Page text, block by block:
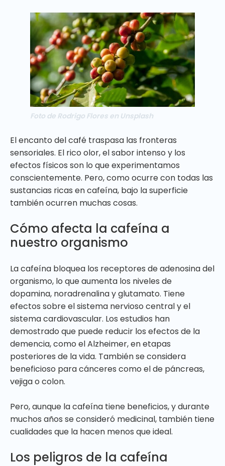
Foto de Rodrigo Flores en Unsplash
El encanto del café traspasa las fronteras
sensoriales. El rico olor, el sabor intenso y los
efectos físicos son lo que experimentamos
conscientemente. Pero, como ocurre con todas las
sustancias ricas en cafeína, bajo la superficie
también ocurren muchas cosas.
Cómo afecta la cafeína a
nuestro organismo
La cafeína bloquea los receptores de adenosina del
organismo, lo que aumenta los niveles de
dopamina, noradrenalina y glutamato. Tiene
efectos sobre el sistema nervioso central y el
sistema cardiovascular. Los estudios han
demostrado que puede reducir los efectos de la
demencia, como el Alzheimer, en etapas
posteriores de la vida. También se considera
beneficioso para cánceres como el de páncreas,
vejiga o colon.
Pero, aunque la cafeína tiene beneficios, y durante
muchos años se consideró medicinal, también tiene
cualidades que la hacen menos que ideal.
Los peligros de la cafeína